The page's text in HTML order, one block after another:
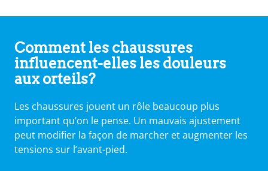
Comment les chaussures
influencent-elles les douleurs
aux orteils?
Les chaussures jouent un rôle beaucoup plus
important qu’on le pense. Un mauvais ajustement
peut modifier la façon de marcher et augmenter les
tensions sur l’avant-pied.